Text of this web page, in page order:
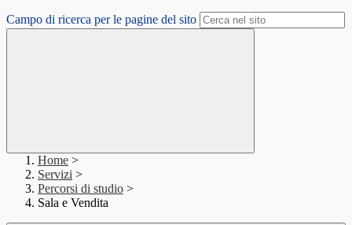
Campo di ricerca per le pagine del sito
Home >
Servizi >
Percorsi di studio >
Sala e Vendita